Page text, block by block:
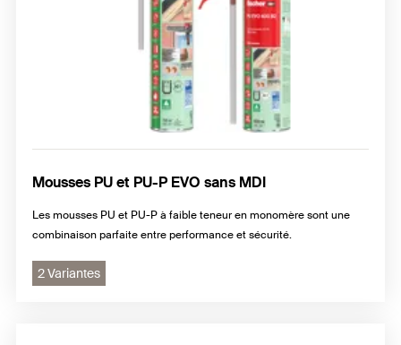
Mousses PU et PU-P EVO sans MDI
Les mousses PU et PU-P à faible teneur en monomère sont une
combinaison parfaite entre performance et sécurité.
2 Variantes